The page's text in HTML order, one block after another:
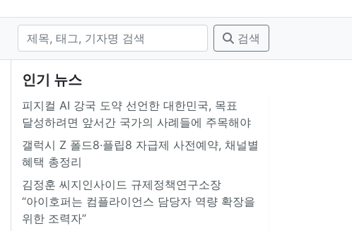
검색
인기 뉴스
피지컬 AI 강국 도약 선언한 대한민국, 목표
달성하려면 앞서간 국가의 사례들에 주목해야
갤럭시 Z 폴드8·플립8 자급제 사전예약, 채널별
혜택 총정리
김정훈 씨지인사이드 규제정책연구소장
“아이호퍼는 컴플라이언스 담당자 역량 확장을
위한 조력자”